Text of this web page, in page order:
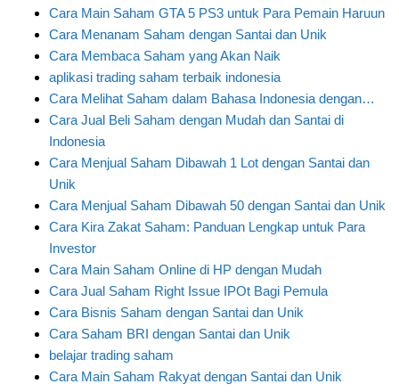
Cara Main Saham GTA 5 PS3 untuk Para Pemain Haruun
Cara Menanam Saham dengan Santai dan Unik
Cara Membaca Saham yang Akan Naik
aplikasi trading saham terbaik indonesia
Cara Melihat Saham dalam Bahasa Indonesia dengan…
Cara Jual Beli Saham dengan Mudah dan Santai di
Indonesia
Cara Menjual Saham Dibawah 1 Lot dengan Santai dan
Unik
Cara Menjual Saham Dibawah 50 dengan Santai dan Unik
Cara Kira Zakat Saham: Panduan Lengkap untuk Para
Investor
Cara Main Saham Online di HP dengan Mudah
Cara Jual Saham Right Issue IPOt Bagi Pemula
Cara Bisnis Saham dengan Santai dan Unik
Cara Saham BRI dengan Santai dan Unik
belajar trading saham
Cara Main Saham Rakyat dengan Santai dan Unik